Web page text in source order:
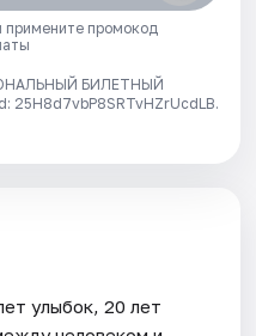
примените промокод
БИЛЕТНЫЙ
улыбок, 20 лет